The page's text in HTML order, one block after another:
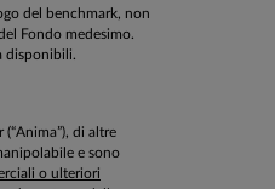
del benchmark, non
Fondo medesimo.
disponibili.
di altre
e sono
o ulteriori